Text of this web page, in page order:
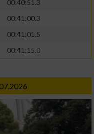
00:40:51.3
00:41:00.3
00:41:01.5
00:41:15.0